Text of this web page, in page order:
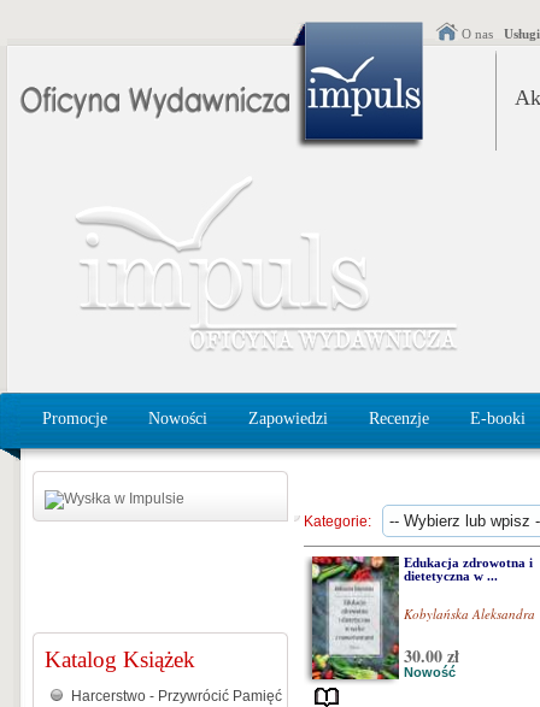
O nas
Promocje Nowości Zapowiedzi Recenzje E-booki
Katalog Książek
Harcerstwo - Przywrócić Pamięć
Kategorie:
Edukacja zdrowotna i
dietetyczna w ...
Kobylańska Aleksandra
30.00 zł
Nowość